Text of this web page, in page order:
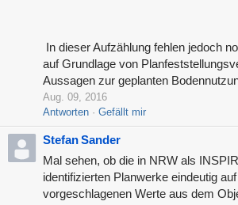
In dieser Aufzählung fehlen jedoch
auf Grundlage von
Aussagen zur geplanten
Aug. 09, 2016
Antworten
Gefällt mir
Stefan Sander
Mal sehen, ob die in NRW als
identifizierten Planwerke eindeutig
vorgeschlagenen Werte aus dem